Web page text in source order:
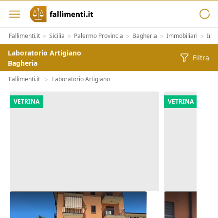
Fallimenti.it > Sicilia > Palermo Provincia > Bagheria > Immobiliari >
Laboratorio Artigiano
Bagheria
Filtra
Fallimenti.it > Laboratorio Artigiano
VETRINA
Asta Locale commerciale al piano
terra
VETRINA
Asta Locale
terra